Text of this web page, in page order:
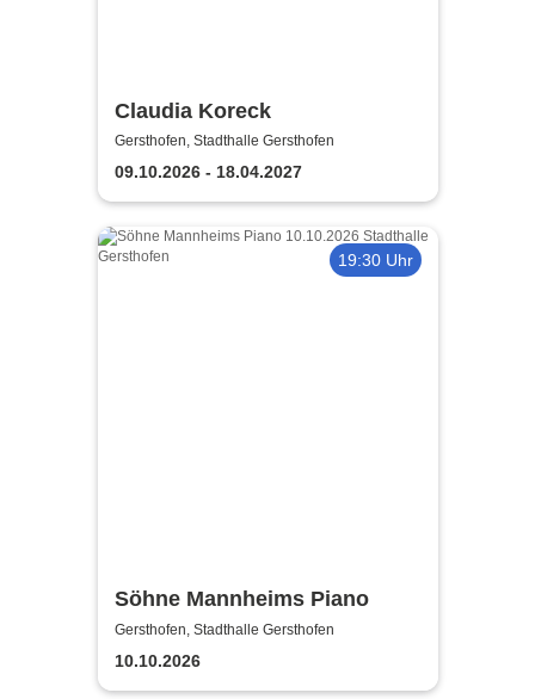
Claudia Koreck
Gersthofen, Stadthalle Gersthofen
09.10.2026 - 18.04.2027
19:30 Uhr
Söhne Mannheims Piano
Gersthofen, Stadthalle Gersthofen
10.10.2026